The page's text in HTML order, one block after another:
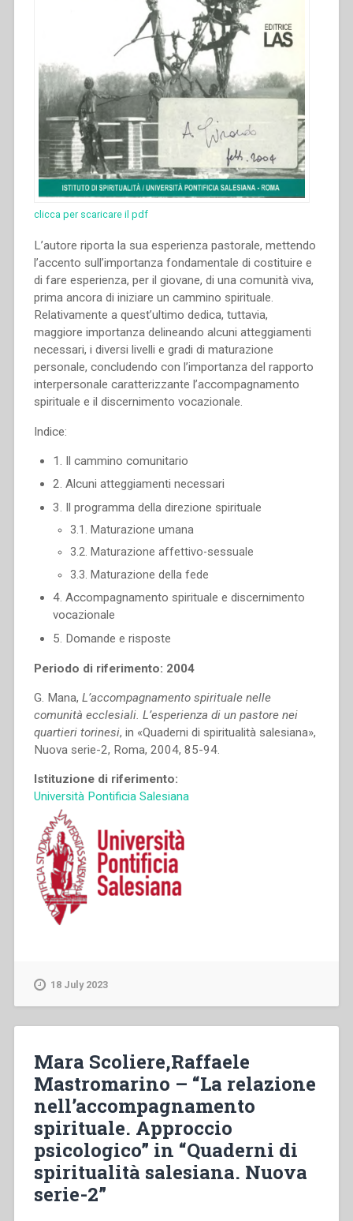
clicca per scaricare il pdf
L’autore riporta la sua esperienza pastorale, mettendo
l’accento sull’importanza fondamentale di costituire e
di fare esperienza, per il giovane, di una comunità viva,
prima ancora di iniziare un cammino spirituale.
Relativamente a quest’ultimo dedica, tuttavia,
maggiore importanza delineando alcuni atteggiamenti
necessari, i diversi livelli e gradi di maturazione
personale, concludendo con l’importanza del rapporto
interpersonale caratterizzante l’accompagnamento
spirituale e il discernimento vocazionale.
Indice:
1. Il cammino comunitario
2. Alcuni atteggiamenti necessari
3. Il programma della direzione spirituale
3.1. Maturazione umana
3.2. Maturazione affettivo-sessuale
3.3. Maturazione della fede
4. Accompagnamento spirituale e discernimento
vocazionale
5. Domande e risposte
Periodo di riferimento: 2004
G. Mana, L’accompagnamento spirituale nelle
comunità ecclesiali. L’esperienza di un pastore nei
quartieri torinesi, in «Quaderni di spiritualità salesiana»,
Nuova serie-2, Roma, 2004, 85-94.
Istituzione di riferimento:
Università Pontificia Salesiana
18 July 2023
Mara Scoliere,Raffaele
Mastromarino – “La relazione
nell’accompagnamento
spirituale. Approccio
psicologico” in “Quaderni di
spiritualità salesiana. Nuova
serie-2”